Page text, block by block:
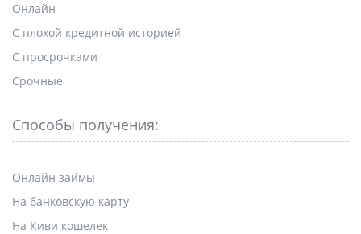
Онлайн
С плохой кредитной историей
С просрочками
Срочные
Способы получения:
Онлайн займы
На банковскую карту
На Киви кошелек